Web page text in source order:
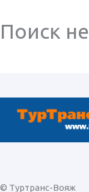
Корея
Танзания
Поиск
© Туртранс-Вояж